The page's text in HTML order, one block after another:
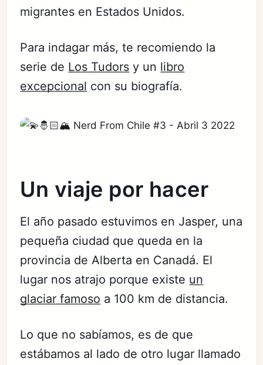
migrantes en Estados Unidos.
Para indagar más, te recomiendo la
serie de Los Tudors y un libro
excepcional con su biografía.
Un viaje por hacer
El año pasado estuvimos en Jasper, una
pequeña ciudad que queda en la
provincia de Alberta en Canadá. El
lugar nos atrajo porque existe un
glaciar famoso a 100 km de distancia.
Lo que no sabíamos, es de que
estábamos al lado de otro lugar llamado